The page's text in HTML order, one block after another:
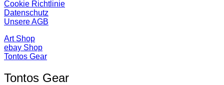
Cookie Richtlinie
Datenschutz
Unsere AGB
Art Shop
ebay Shop
Tontos Gear
Tontos Gear